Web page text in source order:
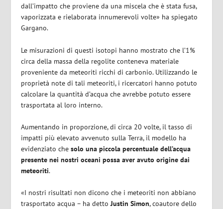
dall’impatto che proviene da una miscela che è stata fusa,
vaporizzata e rielaborata innumerevoli volte» ha spiegato
Gargano.
Le misurazioni di questi isotopi hanno mostrato che l’1%
circa della massa della regolite conteneva materiale
proveniente da meteoriti ricchi di carbonio. Utilizzando le
proprietà note di tali meteoriti, i ricercatori hanno potuto
calcolare la quantità d’acqua che avrebbe potuto essere
trasportata al loro interno.
Aumentando in proporzione, di circa 20 volte, il tasso di
impatti più elevato avvenuto sulla Terra, il modello ha
evidenziato chesolo una piccola percentuale dell’acqua
presente nei nostri oceani possa aver avuto origine dai
meteoriti.
«I nostri risultati non dicono che i meteoriti non abbiano
trasportato acqua – ha dettoJustin Simon, coautore dello